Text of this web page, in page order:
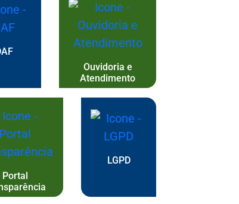
Ouvidoria e
Atendimento
Portal
LGPD